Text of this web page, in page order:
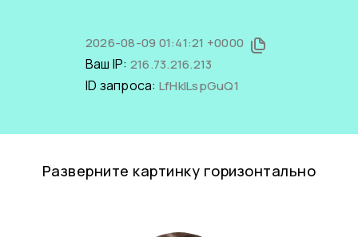
2026-08-09 01:41:21 +0000
Ваш IP: 216.73.216.213
ID запроса: LfHkILspGuQ1
Разверните картинку горизонтально